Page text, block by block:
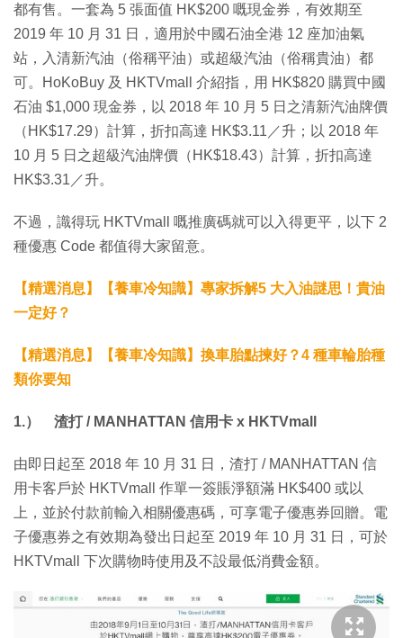
都有售。一套為 5 張面值 HK$200 嘅現金券，有效期至
2019 年 10 月 31 日，適用於中國石油全港 12 座加油氣
站，入清新汽油（俗稱平油）或超級汽油（俗稱貴油）都
可。HoKoBuy 及 HKTVmall 介紹指，用 HK$820 購買中國
石油 $1,000 現金券，以 2018 年 10 月 5 日之清新汽油牌價
（HK$17.29）計算，折扣高達 HK$3.11／升；以 2018 年
10 月 5 日之超級汽油牌價（HK$18.43）計算，折扣高達
HK$3.31／升。
不過，識得玩 HKTVmall 嘅推廣碼就可以入得更平，以下 2
種優惠 Code 都值得大家留意。
【精選消息】【養車冷知識】專家拆解5 大入油謎思！貴油
一定好？
【精選消息】【養車冷知識】換車胎點揀好？4 種車輪胎種
類你要知
1.） 渣打 / MANHATTAN 信用卡 x HKTVmall
由即日起至 2018 年 10 月 31 日，渣打 / MANHATTAN 信
用卡客戶於 HKTVmall 作單一簽賬淨額滿 HK$400 或以
上，並於付款前輸入相關優惠碼，可享電子優惠券回贈。電
子優惠券之有效期為發出日起至 2019 年 10 月 31 日，可於
HKTVmall 下次購物時使用及不設最低消費金額。